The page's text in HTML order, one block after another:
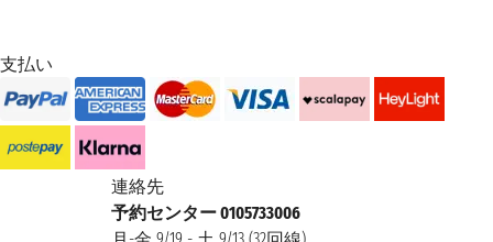
支払い
連絡先
予約センター 0105733006